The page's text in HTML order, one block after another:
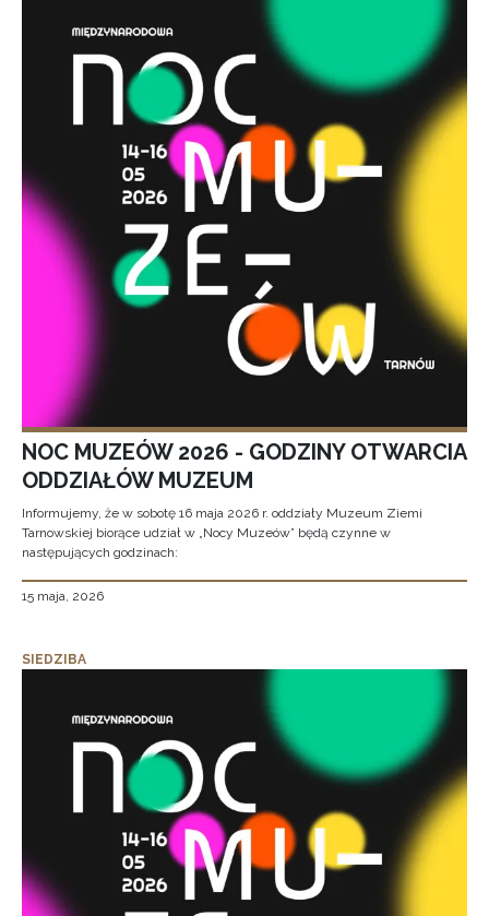
NOC MUZEÓW 2026 - GODZINY OTWARCIA
ODDZIAŁÓW MUZEUM
Informujemy, że w sobotę 16 maja 2026 r. oddziały Muzeum Ziemi
Tarnowskiej biorące udział w „Nocy Muzeów” będą czynne w
następujących godzinach:
15 maja, 2026
SIEDZIBA